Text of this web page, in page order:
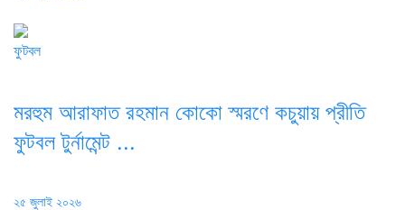
ফুটবল
মরহুম আরাফাত রহমান কোকো স্মরণে কচুয়ায় প্রীতি
ফুটবল টুর্নামেন্ট ...
Posted
২৫ জুলাই ২০২৬